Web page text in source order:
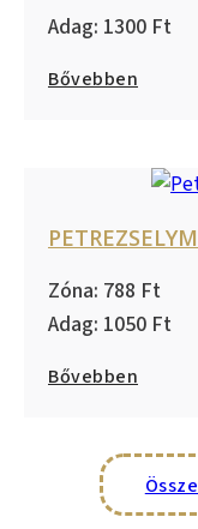
1300
Bővebben
788
1050
Bővebben